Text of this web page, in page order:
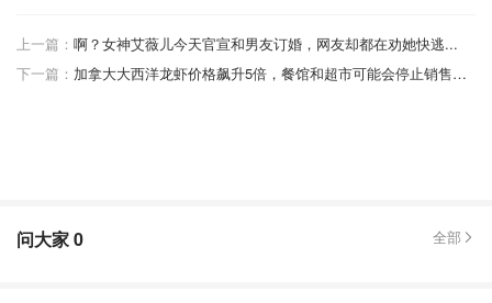
第二名🥈
上一篇： 啊？女神艾薇儿今天官宣和男友订婚，网友却都在劝她快逃...
下一篇：
加拿大大西洋龙虾价格飙升5倍，餐馆和超市可能会停止销售！我们的龙虾现在是镀金的🦞
问大家0 全部